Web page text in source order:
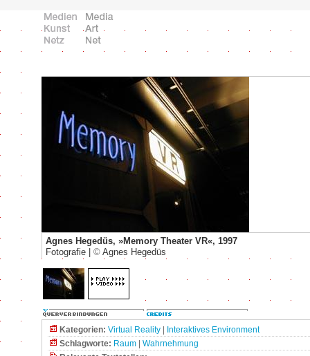
Agnes Hegedüs, »Memory Theater VR«, 1997
Fotografie | © Agnes Hegedüs
Kategorien: Virtual Reality
Interaktives Environment
Schlagworte: Raum
Wahrnehmung